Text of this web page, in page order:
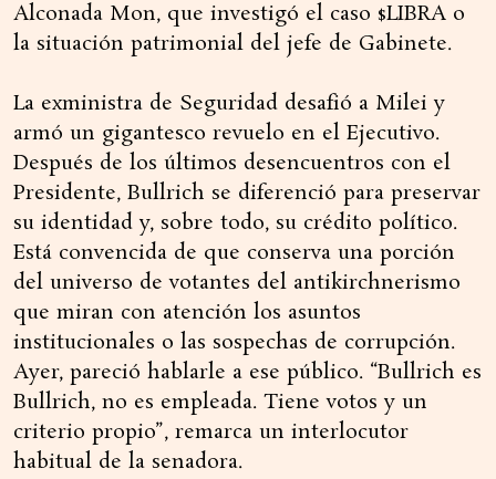
Alconada Mon, que investigó el caso $LIBRA o
la situación patrimonial del jefe de Gabinete.
La exministra de Seguridad desafió a Milei y
armó un gigantesco revuelo en el Ejecutivo.
Después de los últimos desencuentros con el
Presidente, Bullrich se diferenció para preservar
su identidad y, sobre todo, su crédito político.
Está convencida de que conserva una porción
del universo de votantes del antikirchnerismo
que miran con atención los asuntos
institucionales o las sospechas de corrupción.
Ayer, pareció hablarle a ese público. “Bullrich es
Bullrich, no es empleada. Tiene votos y un
criterio propio”, remarca un interlocutor
habitual de la senadora.